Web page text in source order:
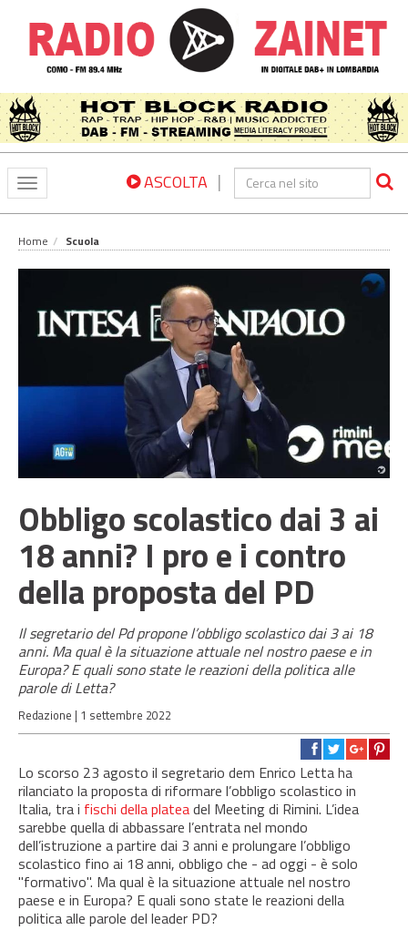
Toggle
navigation
ASCOLTA |
Home Scuola
Obbligo scolastico dai 3 ai
18 anni? I pro e i contro
della proposta del PD
Il segretario del Pd propone l’obbligo scolastico dai 3 ai 18
anni. Ma qual è la situazione attuale nel nostro paese e in
Europa? E quali sono state le reazioni della politica alle
parole di Letta?
Redazione | 1 settembre 2022
Lo scorso 23 agosto il segretario dem Enrico Letta ha
rilanciato la proposta di riformare l’obbligo scolastico in
Italia, tra i fischi della plateadel Meeting di Rimini. L’idea
sarebbe quella di abbassare l’entrata nel mondo
dell’istruzione a partire dai 3 anni e prolungare l’obbligo
scolastico fino ai 18 anni, obbligo che - ad oggi - è solo
"formativo". Ma qual è la situazione attuale nel nostro
paese e in Europa? E quali sono state le reazioni della
politica alle parole del leader PD?